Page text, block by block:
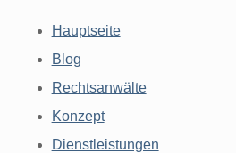
Hauptseite
Blog
Rechtsanwälte
Konzept
Dienstleistungen